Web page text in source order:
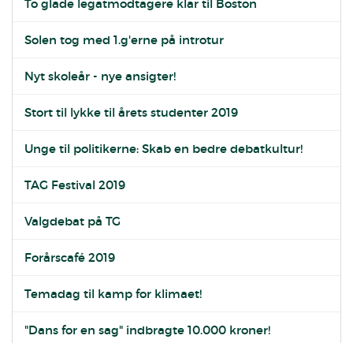
To glade legatmodtagere klar til Boston
Solen tog med 1.g'erne på introtur
Nyt skoleår - nye ansigter!
Stort til lykke til årets studenter 2019
Unge til politikerne: Skab en bedre debatkultur!
TAG Festival 2019
Valgdebat på TG
Forårscafé 2019
Temadag til kamp for klimaet!
"Dans for en sag" indbragte 10.000 kroner!